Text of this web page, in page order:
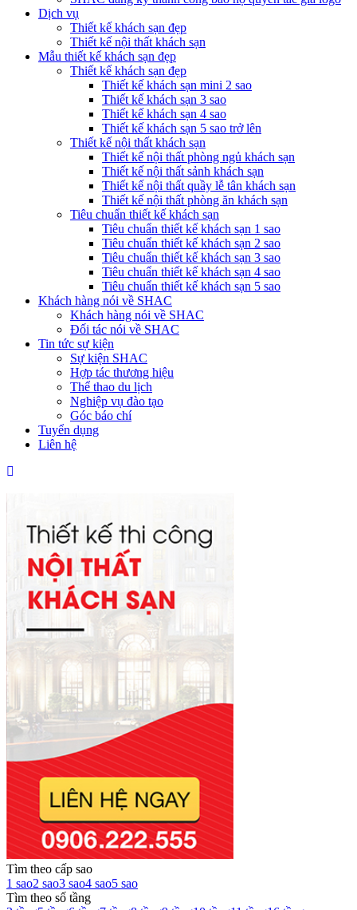
Dịch vụ
Thiết kế khách sạn đẹp
Thiết kế nội thất khách sạn
Mẫu thiết kế khách sạn đẹp
Thiết kế khách sạn đẹp
Thiết kế khách sạn mini 2 sao
Thiết kế khách sạn 3 sao
Thiết kế khách sạn 4 sao
Thiết kế khách sạn 5 sao trở lên
Thiết kế nội thất khách sạn
Thiết kế nội thất phòng ngủ khách sạn
Thiết kế nội thất sảnh khách sạn
Thiết kế nội thất quầy lễ tân khách sạn
Thiết kế nội thất phòng ăn khách sạn
Tiêu chuẩn thiết kế khách sạn
Tiêu chuẩn thiết kế khách sạn 1 sao
Tiêu chuẩn thiết kế khách sạn 2 sao
Tiêu chuẩn thiết kế khách sạn 3 sao
Tiêu chuẩn thiết kế khách sạn 4 sao
Tiêu chuẩn thiết kế khách sạn 5 sao
Khách hàng nói về SHAC
Khách hàng nói về SHAC
Đối tác nói về SHAC
Tin tức sự kiện
Sự kiện SHAC
Hợp tác thương hiệu
Thể thao du lịch
Nghiệp vụ đào tạo
Góc báo chí
Tuyển dụng
Liên hệ
Tìm theo cấp sao
1 sao2 sao3 sao4 sao5 sao
Tìm theo số tầng